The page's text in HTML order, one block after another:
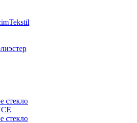
стекло
стекло